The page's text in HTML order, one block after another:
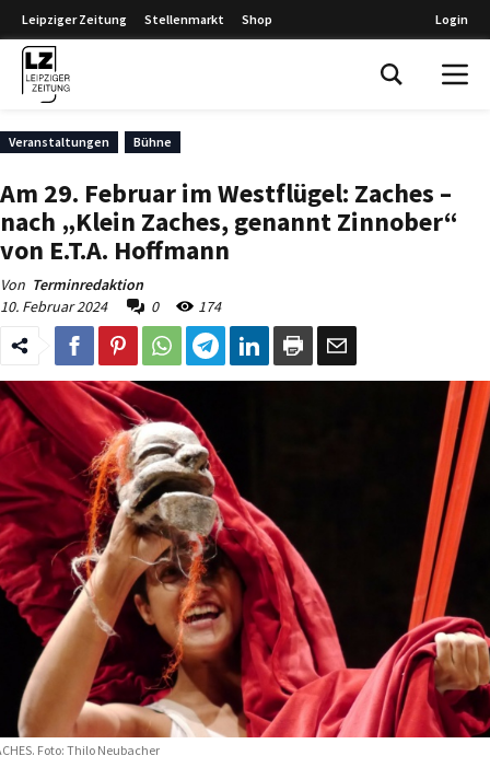
Leipziger Zeitung Stellenmarkt Shop Login
Veranstaltungen Bühne
Am 29. Februar im Westflügel: Zaches –
nach „Klein Zaches, genannt Zinnober“
von E.T.A. Hoffmann
Von Terminredaktion
10. Februar 2024
0 174
Foto: Thilo Neubacher